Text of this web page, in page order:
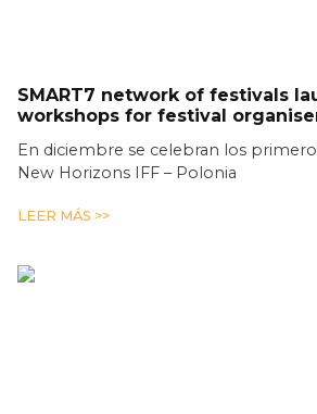
SMART7 network of festivals
workshops for festival
En diciembre se celebran los
New Horizons IFF – Polonia
LEER MÁS >>